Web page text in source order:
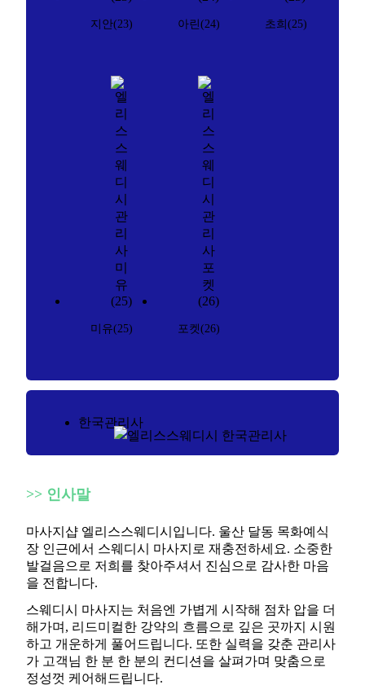
지안(23) 아린(24) 초희(25)
미유(25) 포켓(26)
한국관리사
>> 인사말
마사지샵 엘리스스웨디시입니다. 울산 달동 목화예식
장 인근에서 스웨디시 마사지로 재충전하세요. 소중한
발걸음으로 저희를 찾아주셔서 진심으로 감사한 마음
을 전합니다.
스웨디시 마사지는 처음엔 가볍게 시작해 점차 압을 더
해가며, 리드미컬한 강약의 흐름으로 깊은 곳까지 시원
하고 개운하게 풀어드립니다. 또한 실력을 갖춘 관리사
가 고객님 한 분 한 분의 컨디션을 살펴가며 맞춤으로
정성껏 케어해드립니다.